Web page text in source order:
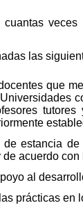
las
que
estancia
acuerdo
al
prácticas en